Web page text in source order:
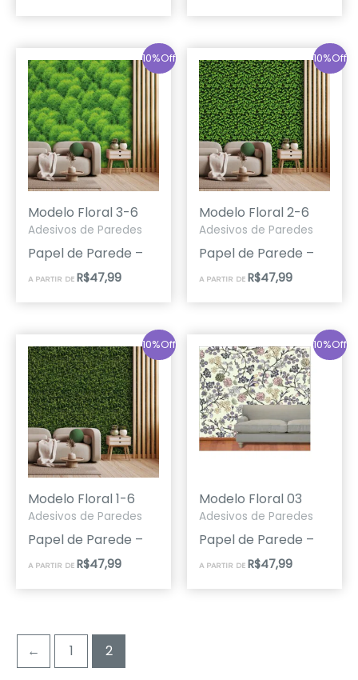
10%Off
Modelo Floral 3-6
Adesivos de Paredes
Papel de Parede –
A PARTIR DE R$47,99
10%Off
Modelo Floral 2-6
Adesivos de Paredes
Papel de Parede –
A PARTIR DE R$47,99
10%Off
Modelo Floral 1-6
Adesivos de Paredes
Papel de Parede –
A PARTIR DE R$47,99
10%Off
Modelo Floral 03
Adesivos de Paredes
Papel de Parede –
A PARTIR DE R$47,99
← 1 2